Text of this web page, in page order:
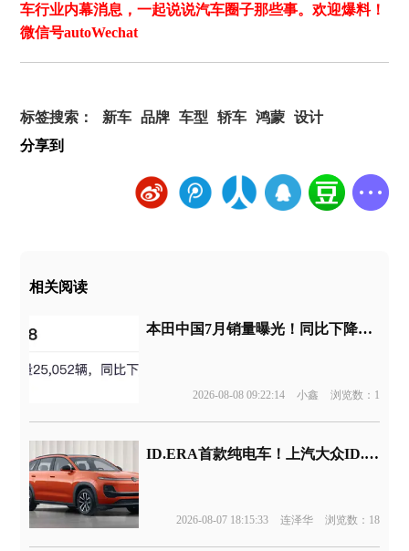
车行业内幕消息，一起说说汽车圈子那些事。欢迎爆料！
微信号autoWechat
标签搜索： 新车 品牌 车型 轿车 鸿蒙
设计
分享到
相关阅读
本田中国7月销量曝光！同比下降44%
2026-08-08 09:22:14 小鑫 浏览数：1
ID.ERA首款纯电车！上汽大众ID.ERA 5X申报
2026-08-07 18:15:33 连泽华 浏览数：18